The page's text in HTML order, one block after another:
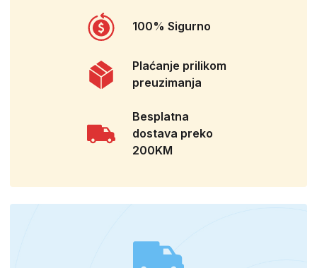
100% Sigurno
Plaćanje prilikom
preuzimanja
Besplatna
dostava preko
200KM